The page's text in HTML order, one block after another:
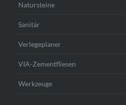
Natursteine
Sanitär
Verlegeplaner
VIA-Zementfliesen
Werkzeuge